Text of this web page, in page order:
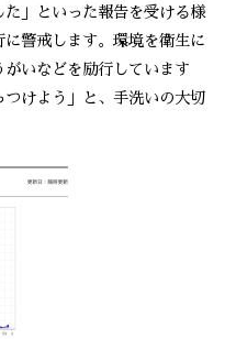
」といった報告を受ける様
警戒します。環境を衛生に
いなどを励行しています
けよう」と、手洗いの大切